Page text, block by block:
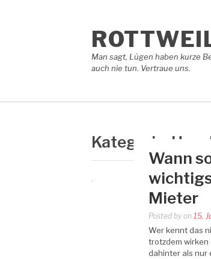
Man sagt, Lügen haben kurze
auch nie tun. Vertraue uns.
Kategorie:
Wann
Mieter
Posted by on 15.
Wer kennt das
trotzdem wirken
dahinter als nur